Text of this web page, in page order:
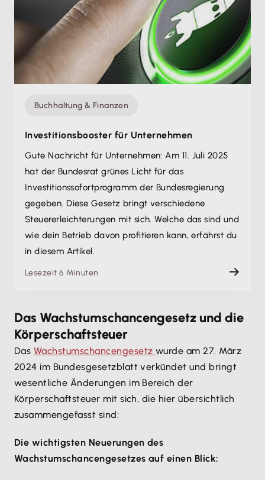
Buchhaltung & Finanzen
Investitions­booster für Unternehmen
Gute Nachricht für Unternehmen: Am 11. Juli 2025
hat der Bundesrat grünes Licht für das
Investitionssofortprogramm der Bundesregierung
gegeben. Diese Gesetz bringt verschiedene
Steuererleichterungen mit sich. Welche das sind und
wie dein Betrieb davon profitieren kann, erfährst du
in diesem Artikel.
Lesezeit 6 Minuten
Das Wachstumschancengesetz und die
Körperschaftsteuer
Das Wachstumschancengesetz wurde am 27. März
2024 im Bundesgesetzblatt verkündet und bringt
wesentliche Änderungen im Bereich der
Körperschaftsteuer mit sich, die hier übersichtlich
zusammengefasst sind:
Die wichtigsten Neuerungen des
Wachstumschancengesetzes auf einen Blick: